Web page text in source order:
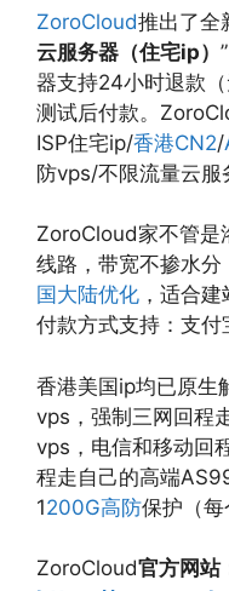
ZoroCloud推出了全
云服务器（住宅ip）
器支持24小时退款
测试后付款。
ISP住宅ip/香港CN2/
防vps/不限流量云服
ZoroCloud家不管是
线路，带宽不掺水
国大陆优化 ，适合
付款方式支持：支付
香港美国ip均已原
vps，强制三网回程
vps，电信和移动回
程走自己的高端
1200G高防保护（
ZoroCloud官方网站